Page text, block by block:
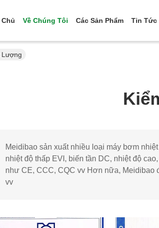
Về Chúng Tôi Các Sản Phẩm Tin Tức
Lượng
Meidibao sản xuất nhiều loại máy bơm
nhiệt độ thấp EVI, biến tần DC, nhiệt độ
như CE, CCC, CQC vv Hơn nữa, Meidibao
vv